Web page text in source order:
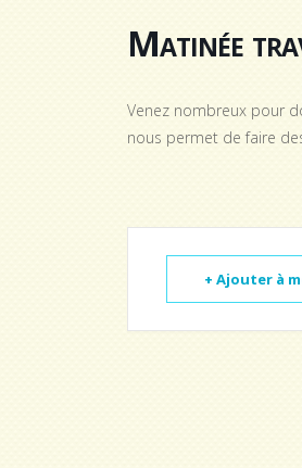
Matinée
Venez nombreux pour
nous permet de faire
+ Ajouter à